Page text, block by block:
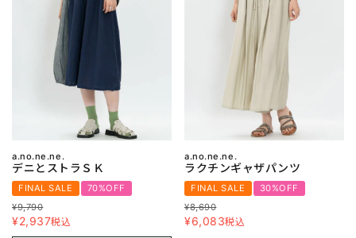
a.no.ne.ne.
デニとストラＳＫ
FINAL SALE
70%OFF
¥9,790
¥2,937税込
a.no.ne.ne.
ラクチンギャザパンツ
FINAL SALE
30%OFF
¥8,690
¥6,083税込